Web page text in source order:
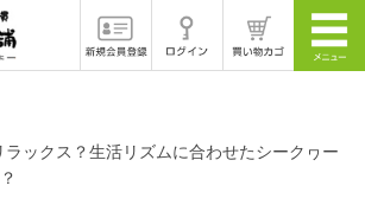
ックス？生活リズムに合わせたシークヮー